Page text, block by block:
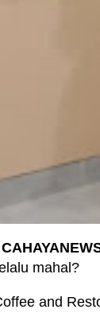
mahal?
and